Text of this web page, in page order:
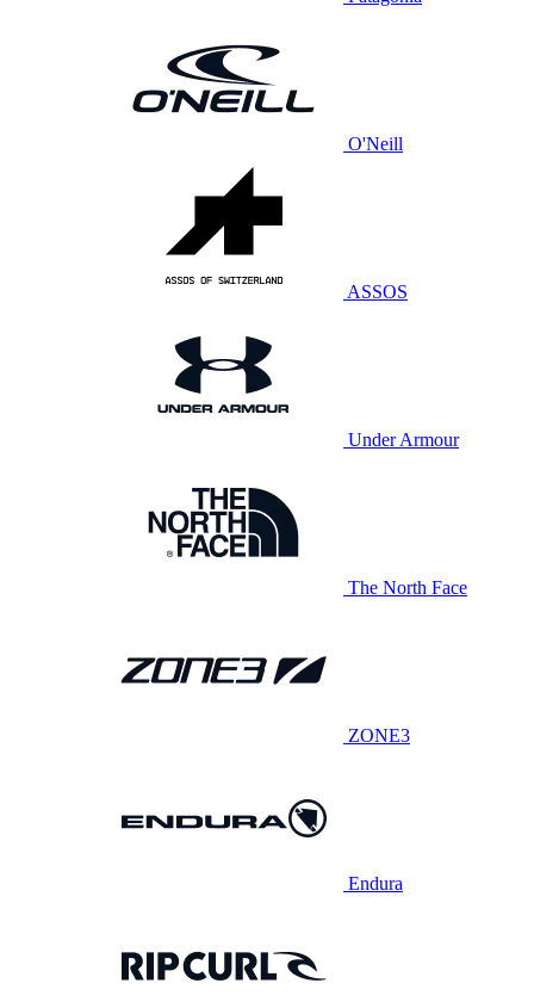
O'Neill
ASSOS
Under Armour
The North Face
ZONE3
Endura